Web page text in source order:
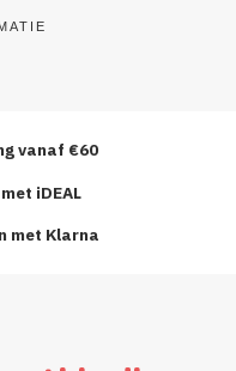
vanaf €60
iDEAL
met Klarna